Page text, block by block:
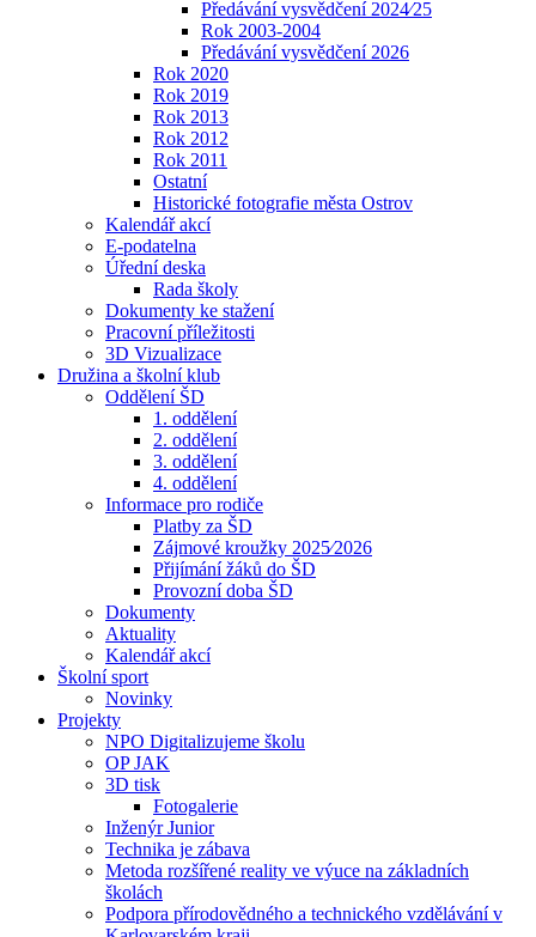
Předávání vysvědčení 2024⁄25
Rok 2003-2004
Předávání vysvědčení 2026
Rok 2020
Rok 2019
Rok 2013
Rok 2012
Rok 2011
Ostatní
Historické fotografie města Ostrov
Kalendář akcí
E-podatelna
Úřední deska
Rada školy
Dokumenty ke stažení
Pracovní příležitosti
3D Vizualizace
Družina a školní klub
Oddělení ŠD
1. oddělení
2. oddělení
3. oddělení
4. oddělení
Informace pro rodiče
Platby za ŠD
Zájmové kroužky 2025⁄2026
Přijímání žáků do ŠD
Provozní doba ŠD
Dokumenty
Aktuality
Kalendář akcí
Školní sport
Novinky
Projekty
NPO Digitalizujeme školu
OP JAK
3D tisk
Fotogalerie
Inženýr Junior
Technika je zábava
Metoda rozšířené reality ve výuce na základních
školách
Podpora přírodovědného a technického vzdělávání v